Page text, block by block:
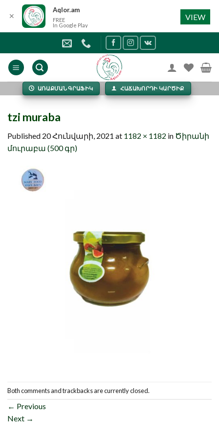
content
ԱՌԱՔՄԱՆ ԳՐԱՖԻԿ ՀԱՃԱԽՈՐԴԻ ԿԱՐԾԻՔ
tzi muraba
Published 20 Հունվարի, 2021 at 1182 × 1182 in Ծիրանի
մուրաբա (500 գր)
Both comments and trackbacks are currently closed.
← Previous
Next →
✕
Aqlor.am
FREE
In Google Play
VIEW